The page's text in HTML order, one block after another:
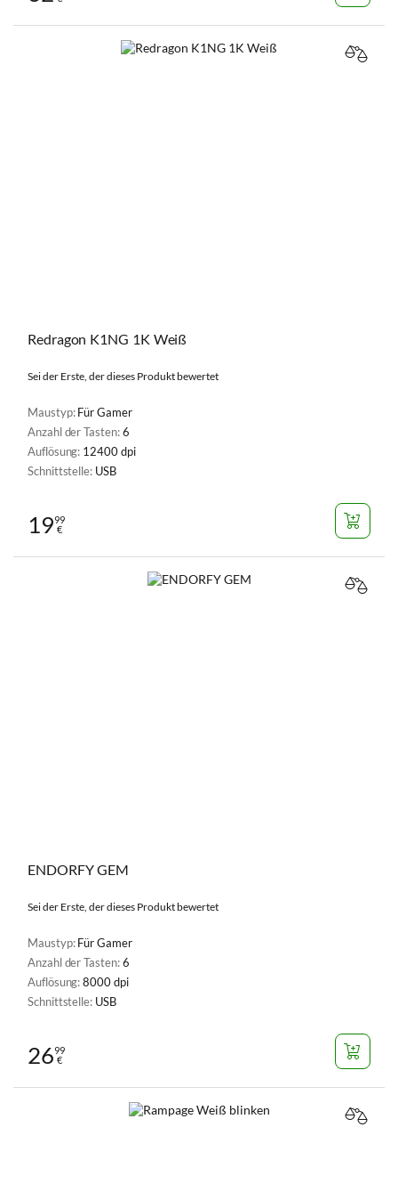
Redragon K1NG 1K Weiß
Sei der Erste, der dieses Produkt bewertet
Maustyp:Für Gamer
Anzahl der Tasten:6
Auflösung: 12400 dpi
Schnittstelle: USB
1999
€
ENDORFY GEM
Sei der Erste, der dieses Produkt bewertet
Maustyp:Für Gamer
Anzahl der Tasten:6
Auflösung:8000 dpi
Schnittstelle: USB
2699
€